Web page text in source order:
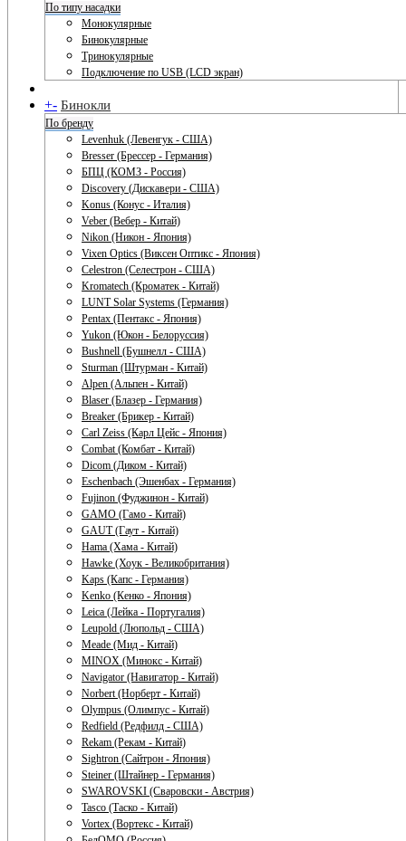
По типу насадки
Монокулярные
Бинокулярные
Тринокулярные
Подключение по USB (LCD экран)
+- Бинокли
По бренду
Levenhuk (Левенгук - США)
Bresser (Брессер - Германия)
БПЦ (КОМЗ - Россия)
Discovery (Дискавери - США)
Konus (Конус - Италия)
Veber (Вебер - Китай)
Nikon (Никон - Япония)
Vixen Optics (Виксен Оптикс - Япония)
Celestron (Селестрон - США)
Kromatech (Кроматек - Китай)
LUNT Solar Systems (Германия)
Pentax (Пентакс - Япония)
Yukon (Юкон - Белоруссия)
Bushnell (Бушнелл - США)
Sturman (Штурман - Китай)
Alpen (Альпен - Китай)
Blaser (Блазер - Германия)
Breaker (Брикер - Китай)
Carl Zeiss (Карл Цейс - Япония)
Combat (Комбат - Китай)
Dicom (Диком - Китай)
Eschenbach (Эшенбах - Германия)
Fujinon (Фуджинон - Китай)
GAMO (Гамо - Китай)
GAUT (Гаут - Китай)
Hama (Хама - Китай)
Hawke (Хоук - Великобритания)
Kaps (Капс - Германия)
Kenko (Кенко - Япония)
Leica (Лейка - Португалия)
Leupold (Люпольд - США)
Meade (Мид - Китай)
MINOX (Минокс - Китай)
Navigator (Навигатор - Китай)
Norbert (Норберт - Китай)
Olympus (Олимпус - Китай)
Redfield (Редфилд - США)
Rekam (Рекам - Китай)
Sightron (Сайтрон - Япония)
Steiner (Штайнер - Германия)
SWAROVSKI (Сваровски - Австрия)
Tasco (Таско - Китай)
Vortex (Вортекс - Китай)